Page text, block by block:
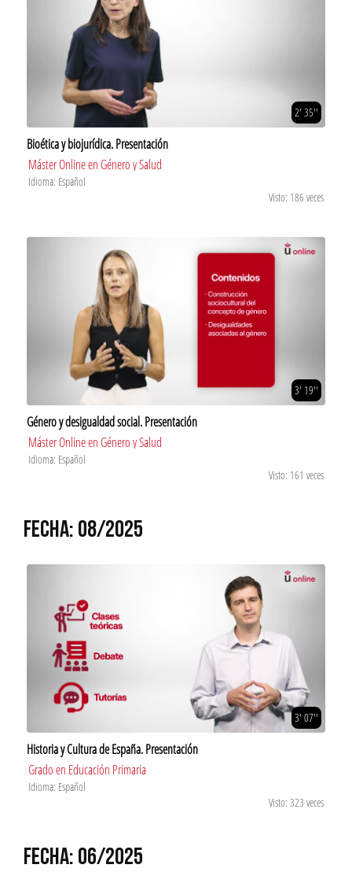
2' 35''
Bioética y biojurídica. Presentación
Máster Online en Género y Salud
Idioma: Español
Visto: 186 veces
3' 19''
Género y desigualdad social. Presentación
Máster Online en Género y Salud
Idioma: Español
Visto: 161 veces
FECHA: 08/2025
3' 07''
Historia y Cultura de España. Presentación
Grado en Educación Primaria
Idioma: Español
Visto: 323 veces
FECHA: 06/2025